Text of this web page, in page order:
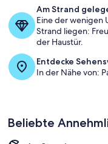
Am Strand
Eine der wenigen
Strand liegen:
der Haustür.
Entdecke
In der Nähe von:
Beliebte